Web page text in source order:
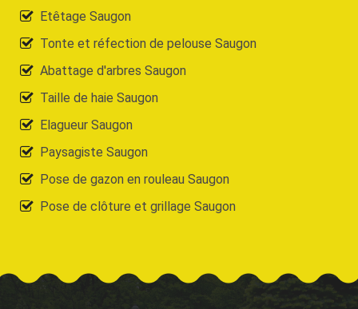
Etêtage Saugon
Tonte et réfection de pelouse Saugon
Abattage d'arbres Saugon
Taille de haie Saugon
Elagueur Saugon
Paysagiste Saugon
Pose de gazon en rouleau Saugon
Pose de clôture et grillage Saugon